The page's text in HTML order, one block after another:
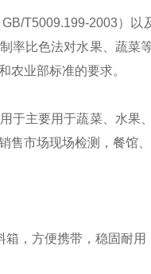
T5009.199-2003）以
率比色法对水果、蔬
农业部标准的要求。
于主要用于蔬菜、水果
售市场现场检测，餐馆
，方便携带，稳固耐用